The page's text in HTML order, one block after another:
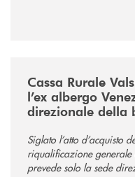
Cassa Rurale
l’ex albergo
direzionale della
Siglato l’atto d’acquisto
riqualificazione generale
prevede solo la sede